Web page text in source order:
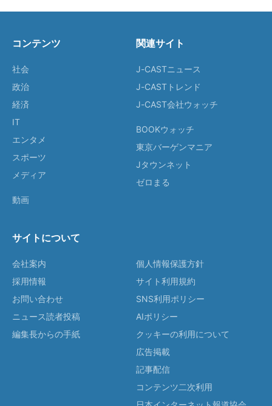
コンテンツ
社会
政治
経済
IT
エンタメ
スポーツ
メディア
動画
関連サイト
J-CASTニュース
J-CASTトレンド
J-CAST会社ウォッチ
BOOKウォッチ
東京バーゲンマニア
Jタウンネット
ゼロまる
サイトについて
会社案内
採用情報
お問い合わせ
ニュース読者投稿
編集長からの手紙
個人情報保護方針
サイト利用規約
SNS利用ポリシー
AIポリシー
クッキーの利用について
広告掲載
記事配信
コンテンツ二次利用